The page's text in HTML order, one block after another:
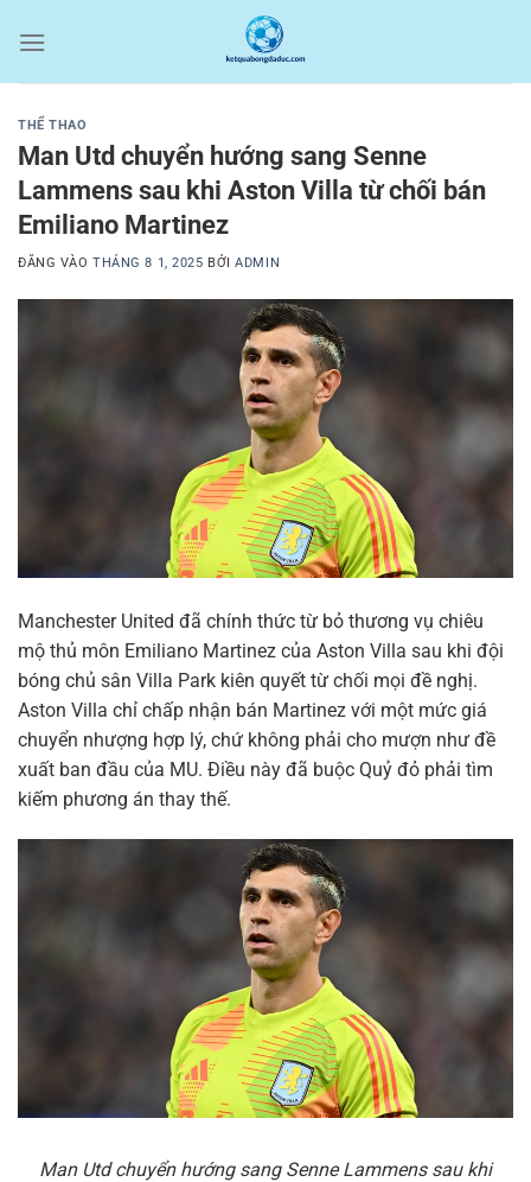
qua
THỂ THAO
Man Utd chuyển hướng sang Senne
Lammens sau khi Aston Villa từ chối bán
Emiliano Martinez
ĐĂNG VÀOTHÁNG 8 1, 2025 BỞIADMIN
Manchester United đã chính thức từ bỏ thương vụ chiêu
mộ thủ môn Emiliano Martinez của Aston Villa sau khi đội
bóng chủ sân Villa Park kiên quyết từ chối mọi đề nghị.
Aston Villa chỉ chấp nhận bán Martinez với một mức giá
chuyển nhượng hợp lý, chứ không phải cho mượn như đề
xuất ban đầu của MU. Điều này đã buộc Quỷ đỏ phải tìm
kiếm phương án thay thế.
Man Utd chuyển hướng sang Senne Lammens sau khi